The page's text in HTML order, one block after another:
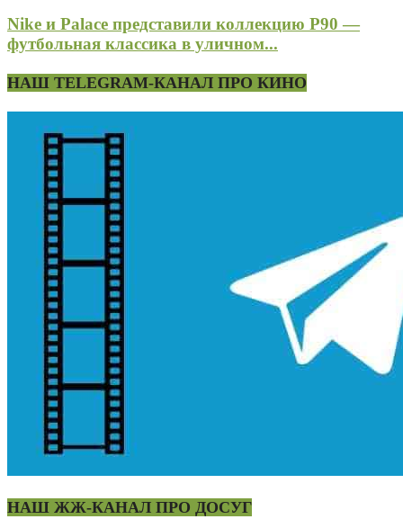
Nike и Palace представили коллекцию P90 —
футбольная классика в уличном...
НАШ TELEGRAM-КАНАЛ ПРО КИНО
НАШ ЖЖ-КАНАЛ ПРО ДОСУГ